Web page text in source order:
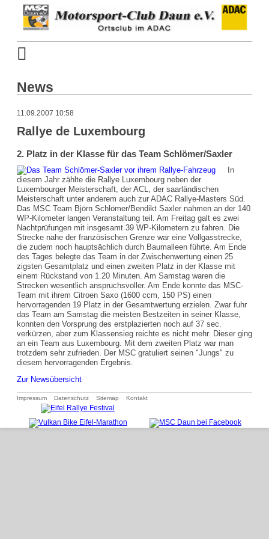
News
11.09.2007 10:58
Rallye de Luxembourg
2. Platz in der Klasse für das Team Schlömer/Saxler
In
diesem Jahr zählte die Rallye Luxembourg neben der
Luxembourger Meisterschaft, der ACL, der saarländischen
Meisterschaft unter anderem auch zur ADAC Rallye-Masters Süd.
Das MSC Team Björn Schlömer/Bendikt Saxler nahmen an der 140
WP-Kilometer langen Veranstaltung teil. Am Freitag galt es zwei
Nachtprüfungen mit insgesamt 39 WP-Kilometern zu fahren. Die
Strecke nahe der französischen Grenze war eine Vollgasstrecke,
die zudem noch hauptsächlich durch Baumalleen führte. Am Ende
des Tages belegte das Team in der Zwischenwertung einen 25
zigsten Gesamtplatz und einen zweiten Platz in der Klasse mit
einem Rückstand von 1.20 Minuten. Am Samstag waren die
Strecken wesentlich anspruchsvoller. Am Ende konnte das MSC-
Team mit ihrem Citroen Saxo (1600 ccm, 150 PS) einen
hervorragenden 19 Platz in der Gesamtwertung erzielen. Zwar fuhr
das Team am Samstag die meisten Bestzeiten in seiner Klasse,
konnten den Vorsprung des erstplazierten noch auf 37 sec.
verkürzen, aber zum Klassensieg reichte es nicht mehr. Dieser ging
an ein Team aus Luxembourg. Mit dem zweiten Platz war man
trotzdem sehr zufrieden. Der MSC gratuliert seinen "Jungs" zu
diesem hervorragenden Ergebnis.
Zur Newsübersicht
Navigation
überspringen
Impressum Datenschutz Sitemap Kontakt